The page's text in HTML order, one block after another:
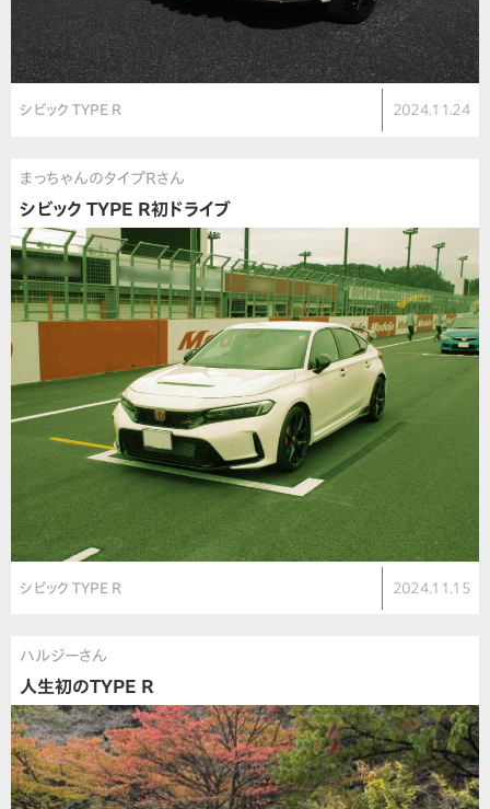
シビック TYPE R 2024.11.24
まっちゃんのタイプRさん
シビック TYPE R初ドライブ
シビック TYPE R 2024.11.15
ハルジーさん
人生初のTYPE R